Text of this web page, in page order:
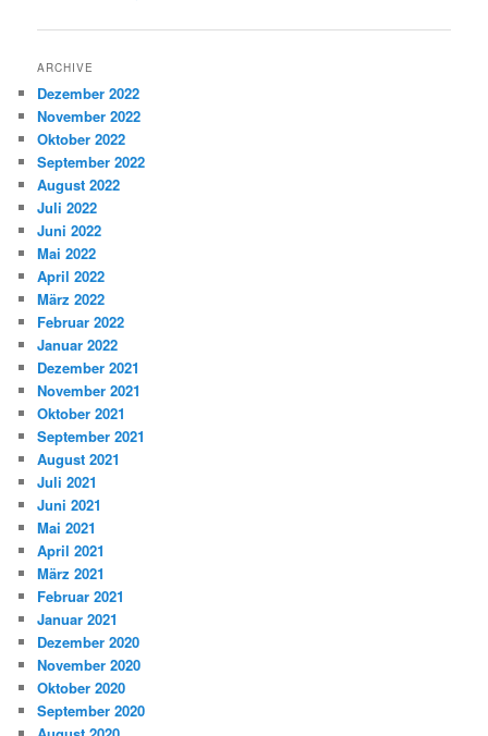
ARCHIVE
Dezember 2022
November 2022
Oktober 2022
September 2022
August 2022
Juli 2022
Juni 2022
Mai 2022
April 2022
März 2022
Februar 2022
Januar 2022
Dezember 2021
November 2021
Oktober 2021
September 2021
August 2021
Juli 2021
Juni 2021
Mai 2021
April 2021
März 2021
Februar 2021
Januar 2021
Dezember 2020
November 2020
Oktober 2020
September 2020